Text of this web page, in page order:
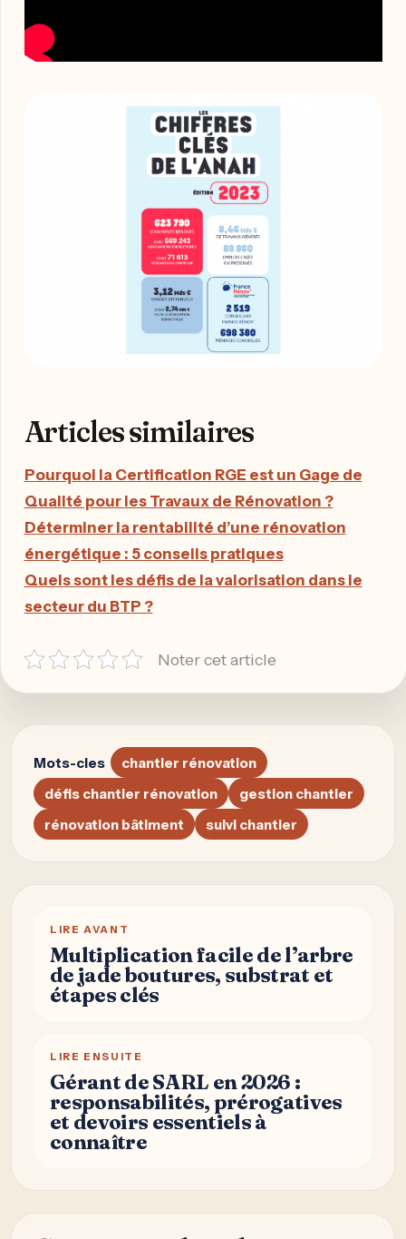
Articles similaires
Pourquoi la Certification RGE est un Gage de
Qualité pour les Travaux de Rénovation ?
Déterminer la rentabilité d’une rénovation
énergétique : 5 conseils pratiques
Quels sont les défis de la valorisation dans le
secteur du BTP ?
Noter cet article
Mots-cles
chantier rénovation
défis chantier rénovation
gestion chantier
rénovation bâtiment
suivi chantier
LIRE AVANT
Multiplication facile de l’arbre
de jade boutures, substrat et
étapes clés
LIRE ENSUITE
Gérant de SARL en 2026 :
responsabilités, prérogatives
et devoirs essentiels à
connaître